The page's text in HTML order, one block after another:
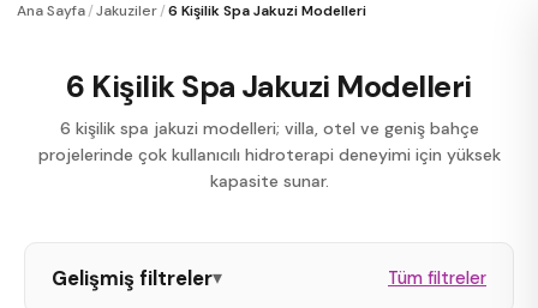
Ana Sayfa/Jakuziler/6 Kişilik Spa Jakuzi Modelleri
6 Kişilik Spa Jakuzi Modelleri
6 kişilik spa jakuzi modelleri; villa, otel ve geniş bahçe
projelerinde çok kullanıcılı hidroterapi deneyimi için yüksek
kapasite sunar.
Gelişmiş filtreler▾ Tüm filtreler